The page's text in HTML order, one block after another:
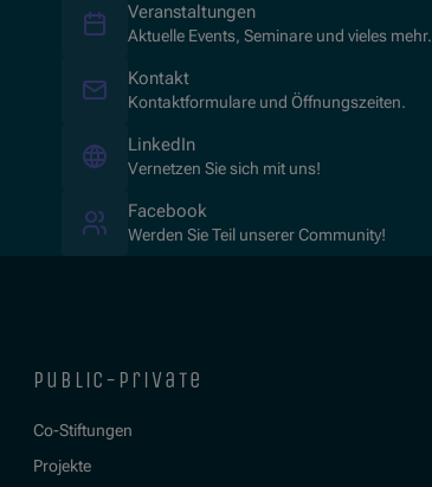
Veranstaltungen
Aktuelle Events, Seminare und vieles mehr.
Kontakt
Kontaktformulare und Öffnungszeiten.
LinkedIn(Opens in new window)
Vernetzen Sie sich mit uns!
Facebook
Werden Sie Teil unserer Community!
public-private
Co-Stiftungen
Projekte